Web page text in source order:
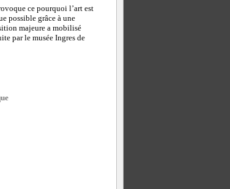
ce pourquoi l’art est
possible grâce à une
majeure a mobilisé
par le musée Ingres de